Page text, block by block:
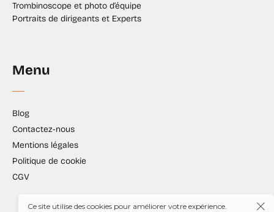
Trombinoscope et photo d’équipe
Portraits de dirigeants et Experts
Menu
Blog
Contactez-nous
Mentions légales
Politique de cookie
CGV
Ce site utilise des cookies pour améliorer votre expérience.